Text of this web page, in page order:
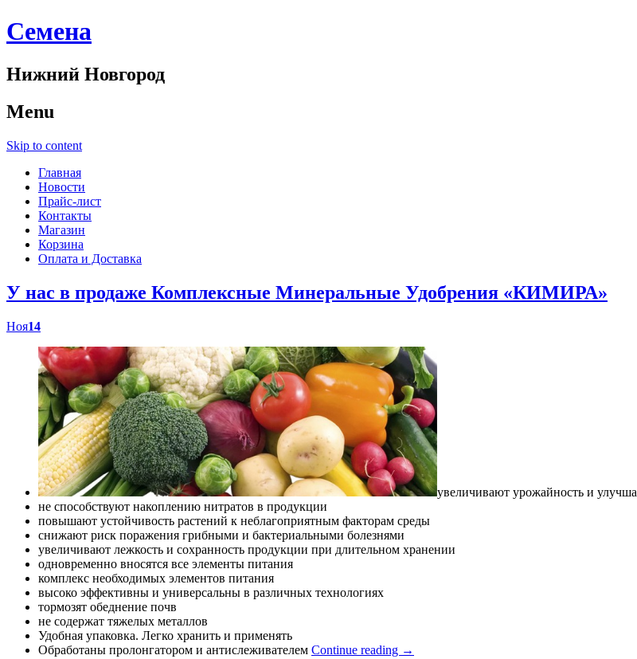
Cемена
Нижний Новгород
Menu
Skip to content
Главная
Новости
Прайс-лист
Контакты
Магазин
Корзина
Оплата и Доставка
У нас в продаже Комплексные Минеральные Удобрения «КИМИРА»
Ноя14
увеличивают урожайность и
не способствуют накоплению нитратов в продукции
повышают устойчивость растений к неблагоприятным факторам среды
снижают риск поражения грибными и бактериальными болезнями
увеличивают лежкость и сохранность продукции при длительном хранении
одновременно вносятся все элементы питания
комплекс необходимых элементов питания
высоко эффективны и универсальны в различных технологиях
тормозят обеднение почв
не содержат тяжелых металлов
Удобная упаковка. Легко хранить и применять
Обработаны пролонгатором и антислеживателем Continue reading →